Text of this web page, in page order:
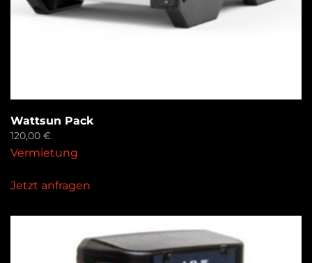
Wattsun Pack
120,00 €
Vermietung
Jetzt anfragen